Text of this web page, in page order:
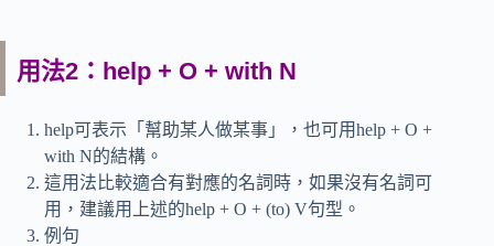
用法2：help + O + with N
help可表示「幫助某人做某事」，也可用help + O +
with N的結構。
這用法比較適合有對應的名詞時，如果沒有名詞可
用，建議用上述的help + O + (to) V句型。
例句